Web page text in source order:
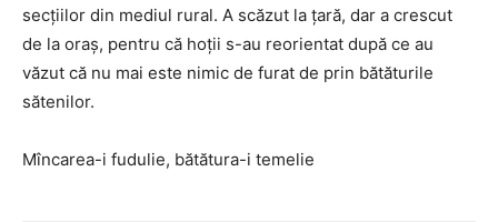
secţiilor din mediul rural. A scăzut la ţară, dar a crescut
de la oraş, pentru că hoţii s-au reorientat după ce au
văzut că nu mai este nimic de furat de prin bătăturile
sătenilor.
Mîncarea-i fudulie, bătătura-i temelie